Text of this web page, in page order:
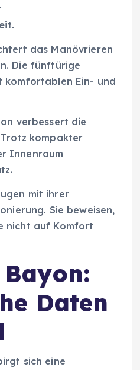
.
das Manövrieren
Die fünftürige
komfortablen Ein- und
verbessert die
Trotz kompakter
Innenraum
mit ihrer
Sie beweisen,
nicht auf Komfort
Daten
sich eine